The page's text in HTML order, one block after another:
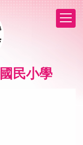
民小學